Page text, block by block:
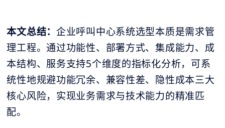
本文总结：企业呼叫中心系统选型本质是需求管
理工程。通过功能性、部署方式、集成能力、成
本结构、服务支持5个维度的指标化分析，可系
统性地规避功能冗余、兼容性差、隐性成本三大
核心风险，实现业务需求与技术能力的精准匹
配。